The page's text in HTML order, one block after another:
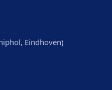
Eindhoven)